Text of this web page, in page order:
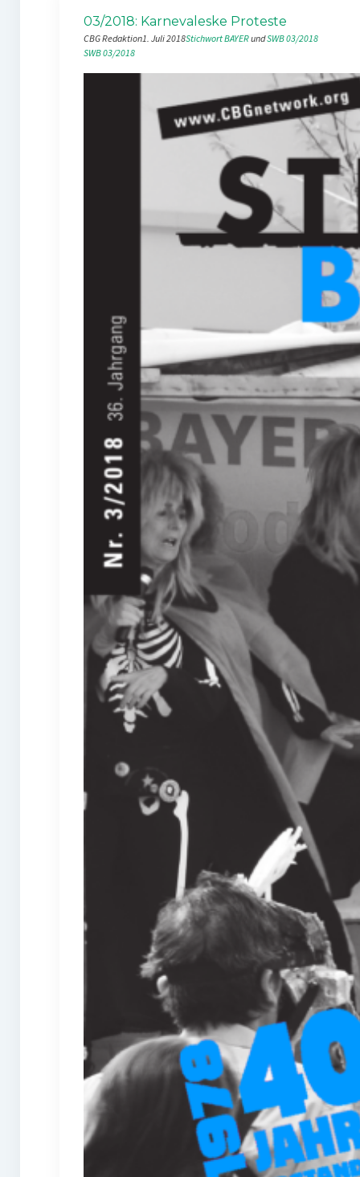
03/2018: Karnevaleske Proteste
CBG Redaktion1. Juli 2018Stichwort BAYER und SWB 03/2018
SWB 03/2018